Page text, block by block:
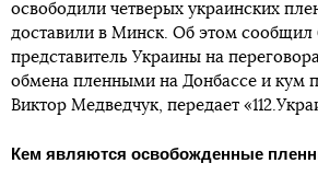
освободили четверых украинских
доставили в Минск. Об этом
представитель Украины на
обмена пленными на Донбассе и кум
Виктор Медведчук, передает
Кем являются освобожденные